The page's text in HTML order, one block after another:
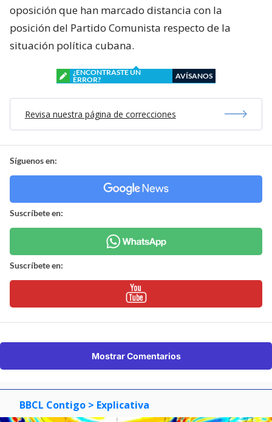
oposición que han marcado distancia con la
posición del Partido Comunista respecto de la
situación política cubana.
¿ENCONTRASTE UN
ERROR?
AVÍSANOS
Revisa nuestra página de correcciones
Síguenos en:
Suscríbete en:
Suscríbete en:
Mostrar Comentarios
BBCL Contigo > Explicativa